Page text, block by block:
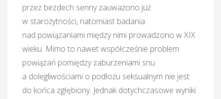
przez bezdech senny zauważono już
w starożytności, natomiast badania
nad powiązaniami między nimi prowadzono w XIX
wieku. Mimo to nawet współcześnie problem
powiązań pomiędzy zaburzeniami snu
a dolegliwościami o podłożu seksualnym nie jest
do końca zgłębiony. Jednak dotychczasowe wyniki